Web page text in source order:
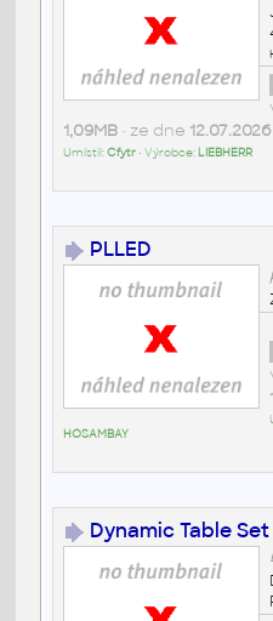
1,09MB• ze dne 12.07.2026
Umístil:Cfytr• Výrobce: LIEBHERR
PLLED
HOSAMBAY
Dynamic Table Set